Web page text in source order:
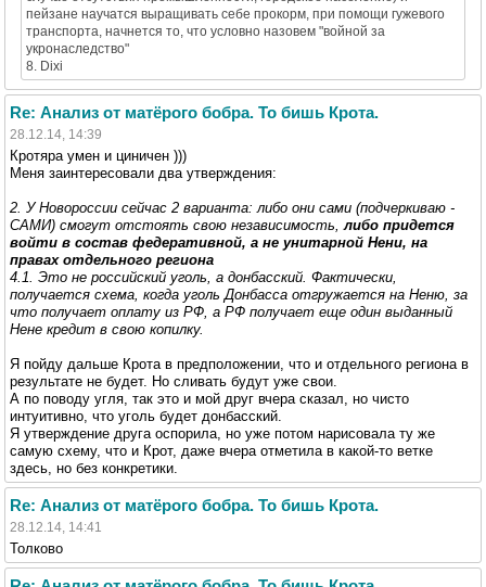
пейзане научатся выращивать себе прокорм, при помощи гужевого
транспорта, начнется то, что условно назовем "войной за
укронаследство"
8. Dixi
Re: Анализ от матёрого бобра. То бишь Крота.
28.12.14, 14:39
Кротяра умен и циничен )))
Меня заинтересовали два утверждения:
2. У Новороссии сейчас 2 варианта: либо они сами (подчеркиваю -
САМИ) смогут отстоять свою независимость, либо придется
войти в состав федеративной, а не унитарной Нени, на
правах отдельного региона
4.1. Это не российский уголь, а донбасский. Фактически,
получается схема, когда уголь Донбасса отгружается на Неню, за
что получает оплату из РФ, а РФ получает еще один выданный
Нене кредит в свою копилку.
Я пойду дальше Крота в предположении, что и отдельного региона в
результате не будет. Но сливать будут уже свои.
А по поводу угля, так это и мой друг вчера сказал, но чисто
интуитивно, что уголь будет донбасский.
Я утверждение друга оспорила, но уже потом нарисовала ту же
самую схему, что и Крот, даже вчера отметила в какой-то ветке
здесь, но без конкретики.
Re: Анализ от матёрого бобра. То бишь Крота.
28.12.14, 14:41
Толково